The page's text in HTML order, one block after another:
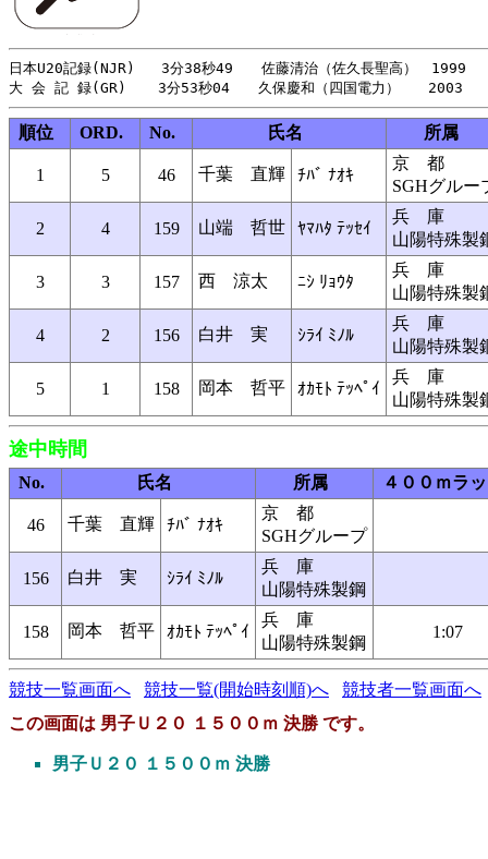
日本U20記録(NJR)   3分38秒49　　佐藤清治（佐久長聖高）　1999
順位 ORD. No. 氏名 所属
1 5 46 千葉 直輝 ﾁﾊﾞ ﾅｵｷ
京 都
SGHグルー
2 4 159 山端 哲世 ﾔﾏﾊﾀ ﾃｯｾｲ
兵 庫
山陽特殊製
3 3 157 西 涼太 ﾆｼ ﾘｮｳﾀ
兵 庫
山陽特殊製
4 2 156 白井 実 ｼﾗｲ ﾐﾉﾙ
兵 庫
山陽特殊製
5 1 158 岡本 哲平 ｵｶﾓﾄ ﾃｯﾍﾟｲ
兵 庫
山陽特殊製
途中時間
No. 氏名 所属 ４００ｍラ
46 千葉 直輝 ﾁﾊﾞ ﾅｵｷ
京 都
SGHグループ
156 白井 実 ｼﾗｲ ﾐﾉﾙ
兵 庫
山陽特殊製鋼
158 岡本 哲平 ｵｶﾓﾄ ﾃｯﾍﾟｲ
兵 庫
山陽特殊製鋼
1:07
競技一覧画面へ 競技一覧(開始時刻順)へ
競技者一覧画面へ
この画面は 男子Ｕ２０ １５００ｍ 決勝 です。
男子Ｕ２０ １５００ｍ 決勝